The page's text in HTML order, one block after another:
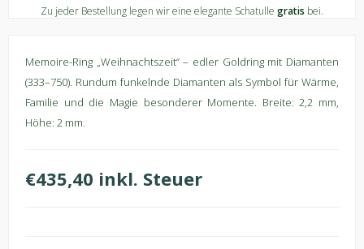
Zu jeder Bestellung legen wir eine elegante Schatulle gratis bei.
Memoire-Ring „Weihnachtszeit“ – edler Goldring mit Diamanten
(333–750). Rundum funkelnde Diamanten als Symbol für Wärme,
Familie und die Magie besonderer Momente. Breite: 2,2 mm,
Höhe: 2 mm.
€435,40 inkl. Steuer